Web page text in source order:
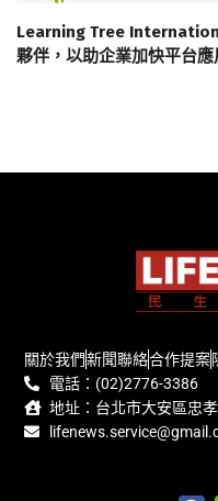
Learning Tree
夥伴，以助企業加快平台應
關於我們新聞聯絡合作提案
電話：(02)2776-3386
地址：台北市大安區忠